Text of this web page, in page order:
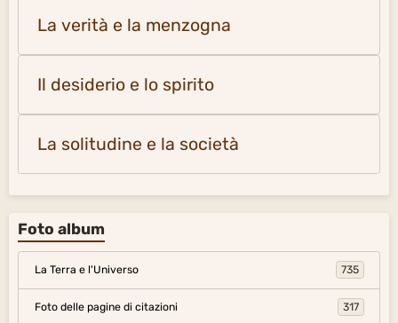
La verità e la menzogna
Il desiderio e lo spirito
La solitudine e la società
Foto album
La Terra e l'Universo 735
Foto delle pagine di citazioni 317